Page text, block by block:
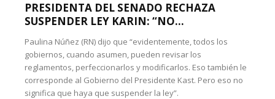
PRESIDENTA DEL SENADO RECHAZA
SUSPENDER LEY KARIN: “NO...
Paulina Núñez (RN) dijo que “evidentemente, todos los
gobiernos, cuando asumen, pueden revisar los
reglamentos, perfeccionarlos y modificarlos. Eso también le
corresponde al Gobierno del Presidente Kast. Pero eso no
significa que haya que suspender la ley”.